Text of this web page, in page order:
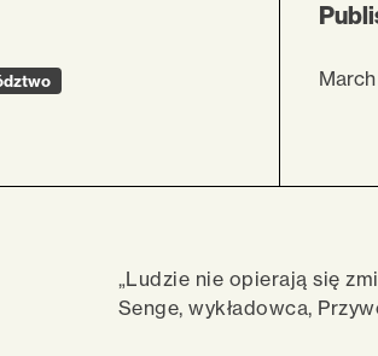
„Ludzie nie opierają się
Senge, wykładowca,